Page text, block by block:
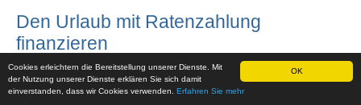
OK
Cookies erleichtern die Bereitstellung unserer Dienste. Mit
der Nutzung unserer Dienste erklären Sie sich damit
einverstanden, dass wir Cookies verwenden. Erfahren Sie mehr
Den Urlaub mit Ratenzahlung
finanzieren
Viele abenteuerlustige Menschen träumen
immer wieder von einer großen Schiffsreise
oder würden gerne ein paar Wochen am